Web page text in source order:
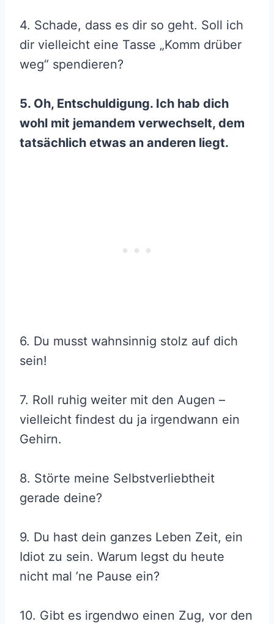
4. Schade, dass es dir so geht. Soll ich
dir vielleicht eine Tasse „Komm drüber
weg“ spendieren?
5. Oh, Entschuldigung. Ich hab dich
wohl mit jemandem verwechselt, dem
tatsächlich etwas an anderen liegt.
6. Du musst wahnsinnig stolz auf dich
sein!
7. Roll ruhig weiter mit den Augen –
vielleicht findest du ja irgendwann ein
Gehirn.
8. Störte meine Selbstverliebtheit
gerade deine?
9. Du hast dein ganzes Leben Zeit, ein
Idiot zu sein. Warum legst du heute
nicht mal ’ne Pause ein?
10. Gibt es irgendwo einen Zug, vor den